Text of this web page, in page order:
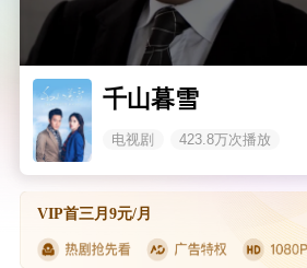
千山暮雪
电视剧 423.8万次播放
VIP首三月9元/月